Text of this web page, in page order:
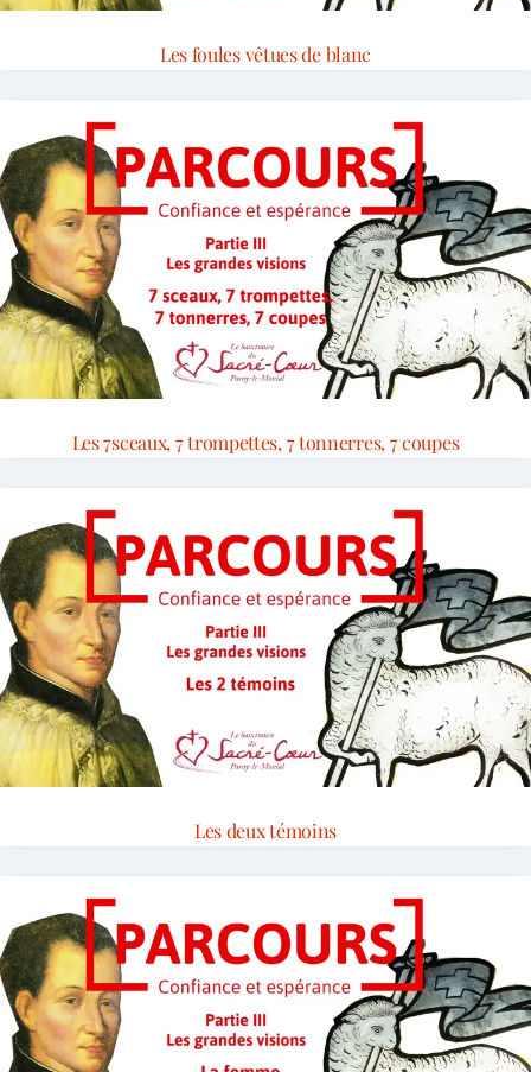
Les foules vêtues de blanc
Les 7sceaux, 7 trompettes, 7 tonnerres, 7 coupes
Les deux témoins